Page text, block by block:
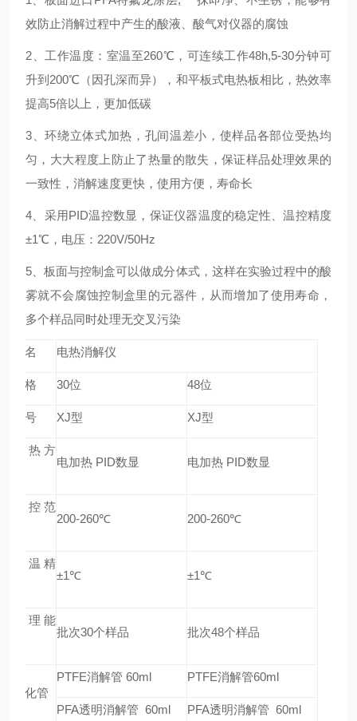
效防止消解过程中产生的酸液、酸气对仪器的腐蚀
2 、工作温度：室温至260℃，可连续工作48h,5-30分钟可
升到200℃（因孔深而异），和平板式电热板相比，热效率
提高5倍以上，更加低碳
3 、环绕立体式加热，孔间温差小，使样品各部位受热均
匀，大大程度上防止了热量的散失，保证样品处理效果的
一致性，消解速度更快，使用方便，寿命长
4 、采用PID温控数显，保证仪器温度的稳定性、温控精度
±1℃，电压：220V/50Hz
5 、板面与控制盒可以做成分体式，这样在实验过程中的酸
雾就不会腐蚀控制盒里的元器件，从而增加了使用寿命，
多个样品同时处理无交叉污染
品名 电热消解仪
规格 30位 48位
型号 XJ型 XJ型
加热方
电加热 PID数显 电加热 PID数显
温控范
200-260℃ 200-260℃
控温精
±1℃ ±1℃
处理能
批次30个样品 批次48个样品
消化管
PTFE消解管 60ml PTFE消解管60ml
PFA透明消解管 60ml PFA透明消解管 60ml